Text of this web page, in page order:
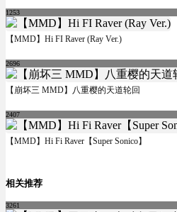
1253
【MMD】Hi FI Raver (Ray Ver.)
2696
【崩坏三 MMD】八重樱的天道轮回
2407
【MMD】Hi Fi Raver【Super Sonico】
相关推荐
3261